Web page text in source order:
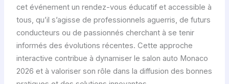
cet événement un rendez-vous éducatif et accessible à
tous, qu’il s’agisse de professionnels aguerris, de futurs
conducteurs ou de passionnés cherchant à se tenir
informés des évolutions récentes. Cette approche
interactive contribue à dynamiser le salon auto Monaco
2026 et à valoriser son rôle dans la diffusion des bonnes